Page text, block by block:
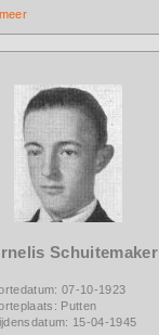
Schuitemaker
07-10-1923
Putten
15-04-1945